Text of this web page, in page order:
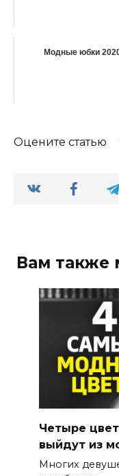
Модные юбки
Оцените статью
Вам также
Четыре
выйдут из
Многих